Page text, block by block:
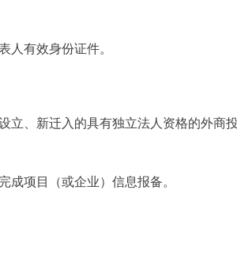
人有效身份证件。
立、新迁入的具有独立法人资格的外商
成项目（或企业）信息报备。